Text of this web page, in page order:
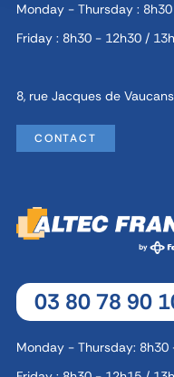
Monday - Thursday :
Friday : 8h30 - 12h30 /
8, rue Jacques de
CONTACT
03 80 78 90
Monday - Thursday: